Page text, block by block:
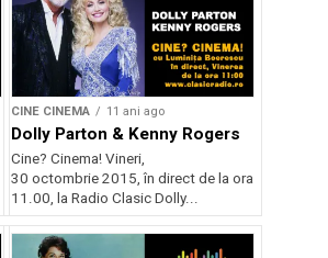
CINE CINEMA 11 ani ago
Dolly Parton & Kenny Rogers
Cine? Cinema! Vineri,
30 octombrie 2015, în direct de la ora
11.00, la Radio Clasic Dolly...